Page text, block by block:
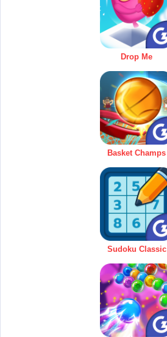
Drop Me
Basket Champs
Sudoku Classic